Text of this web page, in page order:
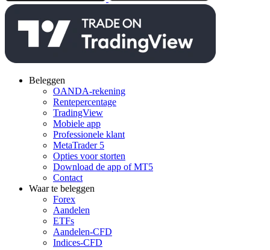
Beleggen
OANDA-rekening
Rentepercentage
TradingView
Mobiele app
Professionele klant
MetaTrader 5
Opties voor storten
Download de app of MT5
Contact
Waar te beleggen
Forex
Aandelen
ETFs
Aandelen-CFD
Indices-CFD